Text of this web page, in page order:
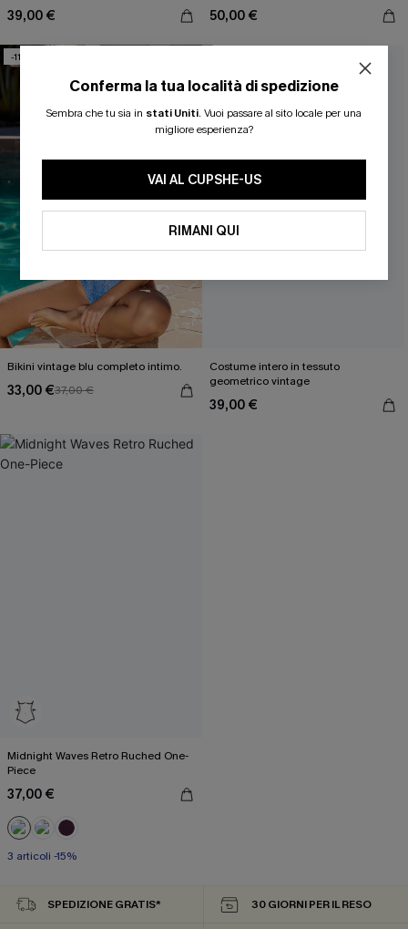
39,00 € 50,00 €
-11%
Bikini vintage blu completo intimo.
33,00 €37,00 €
Costume intero in tessuto
geometrico vintage
39,00 €
Midnight Waves Retro Ruched One-
Piece
37,00 €
3 articoli -15%
Conferma la tua località di spedizione
Sembra che tu sia in stati Uniti. Vuoi passare al sito locale per una
migliore esperienza?
VAI AL CUPSHE-US
RIMANI QUI
SPEDIZIONE GRATIS* 30 GIORNI PER IL RESO